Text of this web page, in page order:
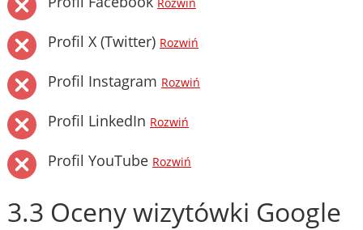
Rozwiń
Profil X (Twitter) Rozwiń
Profil Instagram Rozwiń
Profil LinkedIn Rozwiń
Profil YouTube Rozwiń
3.3 Oceny wizytówki Google